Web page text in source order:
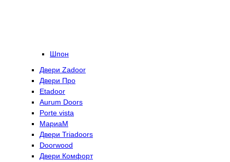
Шпон
Двери Zadoor
Двери Про
Etadoor
Aurum Doors
Porte vista
МариаМ
Двери Triadoors
Doorwood
Двери Комфорт